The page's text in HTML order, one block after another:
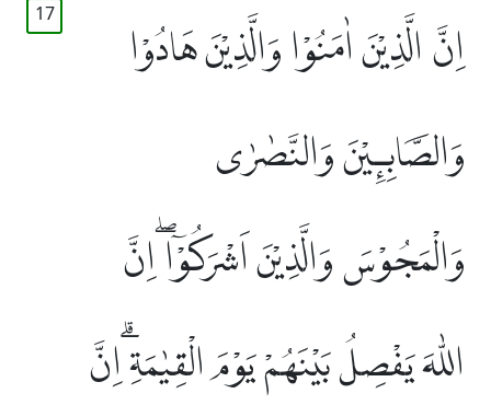
17
اِنَّ الَّذِيْنَ اٰمَنُوْا وَالَّذِيْنَ هَادُوْا
وَالصَّابِـِٕيْنَ وَالنَّصٰرٰى
وَالْمَجُوْسَ وَالَّذِيْنَ اَشْرَكُوْٓا ۖاِنَّ
اللّٰهَ يَفْصِلُ بَيْنَهُمْ يَوْمَ الْقِيٰمَةِۗ اِنَّ